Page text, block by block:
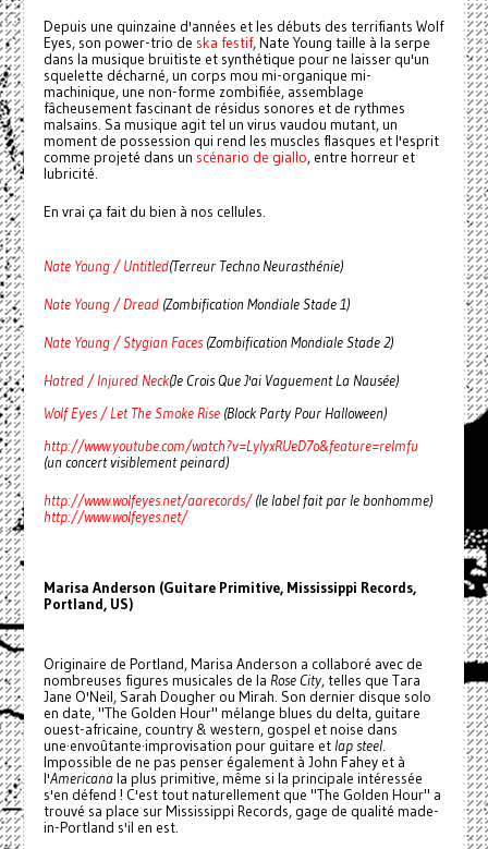
Depuis une quinzaine d'années et les débuts des terrifiants Wolf
Eyes, son power-trio de ska festif, Nate Young taille à la serpe
dans la musique bruitiste et synthétique pour ne laisser qu'un
squelette décharné, un corps mou mi-organique mi-
machinique, une non-forme zombifiée, assemblage
fâcheusement fascinant de résidus sonores et de rythmes
malsains. Sa musique agit tel un virus vaudou mutant, un
moment de possession qui rend les muscles flasques et l'esprit
comme projeté dans un scénario de giallo, entre horreur et
lubricité.
En vrai ça fait du bien à nos cellules.
Nate Young / Untitled(Terreur Techno Neurasthénie)
Nate Young / Dread(Zombification Mondiale Stade 1)
Nate Young / Stygian Faces(Zombification Mondiale Stade 2)
Hatred / Injured Neck(Je Crois Que J'ai Vaguement La Nausée)
Wolf Eyes / Let The Smoke Rise(Block Party Pour Halloween)
http://www.youtube.com/watch?v=LylyxRUeD7o&feature=relmfu
(un concert visiblement peinard)
http://www.wolfeyes.net/aarecords/(le label fait par le bonhomme)
http://www.wolfeyes.net/
Marisa Anderson (Guitare Primitive, Mississippi Records,
Portland, US)
Originaire de Portland, Marisa Anderson a collaboré avec de
nombreuses figures musicales de la Rose City, telles que Tara
Jane O'Neil, Sarah Dougher ou Mirah. Son dernier disque solo
en date, "The Golden Hour" mélange blues du delta, guitare
ouest-africaine, country & western, gospel et noise dans
une·envoûtante·improvisation pour guitare etlap steel.
Impossible de ne pas penser également à John Fahey et à
l'Americanala plus primitive, même si la principale intéressée
s'en défend ! C'est tout naturellement que "The Golden Hour" a
trouvé sa place sur Mississippi Records, gage de qualité made-
in-Portland s'il en est.